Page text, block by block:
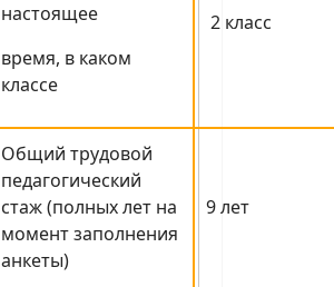
настоящее
время, в каком
классе
2 класс
Общий трудовой
педагогический
стаж (полных лет на
момент заполнения
анкеты)
9 лет